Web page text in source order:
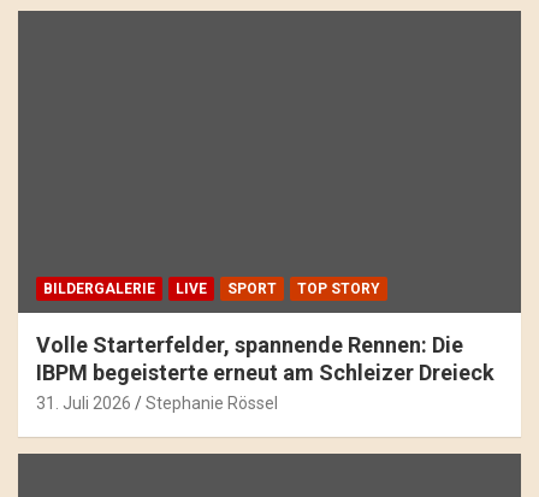
BILDERGALERIE LIVE SPORT TOP STORY
Volle Starterfelder, spannende Rennen: Die
IBPM begeisterte erneut am Schleizer Dreieck
31. Juli 2026 Stephanie Rössel